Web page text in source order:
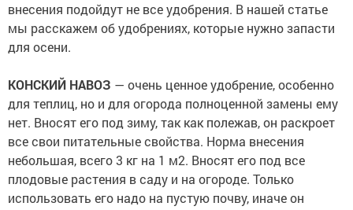
внесения подойдут не все удобрения. В нашей статье
мы расскажем об удобрениях, которые нужно запасти
для осени.
КОНСКИЙ НАВОЗ — очень ценное удобрение, особенно
для теплиц, но и для огорода полноценной замены ему
нет. Вносят его под зиму, так как полежав, он раскроет
все свои питательные свойства. Норма внесения
небольшая, всего 3 кг на 1 м2. Вносят его под все
плодовые растения в саду и на огороде. Только
использовать его надо на пустую почву, иначе он